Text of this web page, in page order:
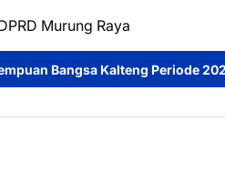
Murung Raya
Periode 2026–2031 DPRD